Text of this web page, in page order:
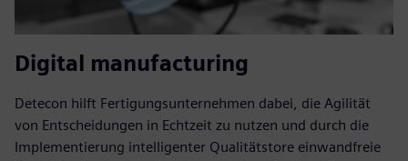
Digital manufacturing
Detecon hilft Fertigungsunternehmen dabei, die Agilität
von Entscheidungen in Echtzeit zu nutzen und durch die
Implementierung intelligenter Qualitätstore einwandfreie